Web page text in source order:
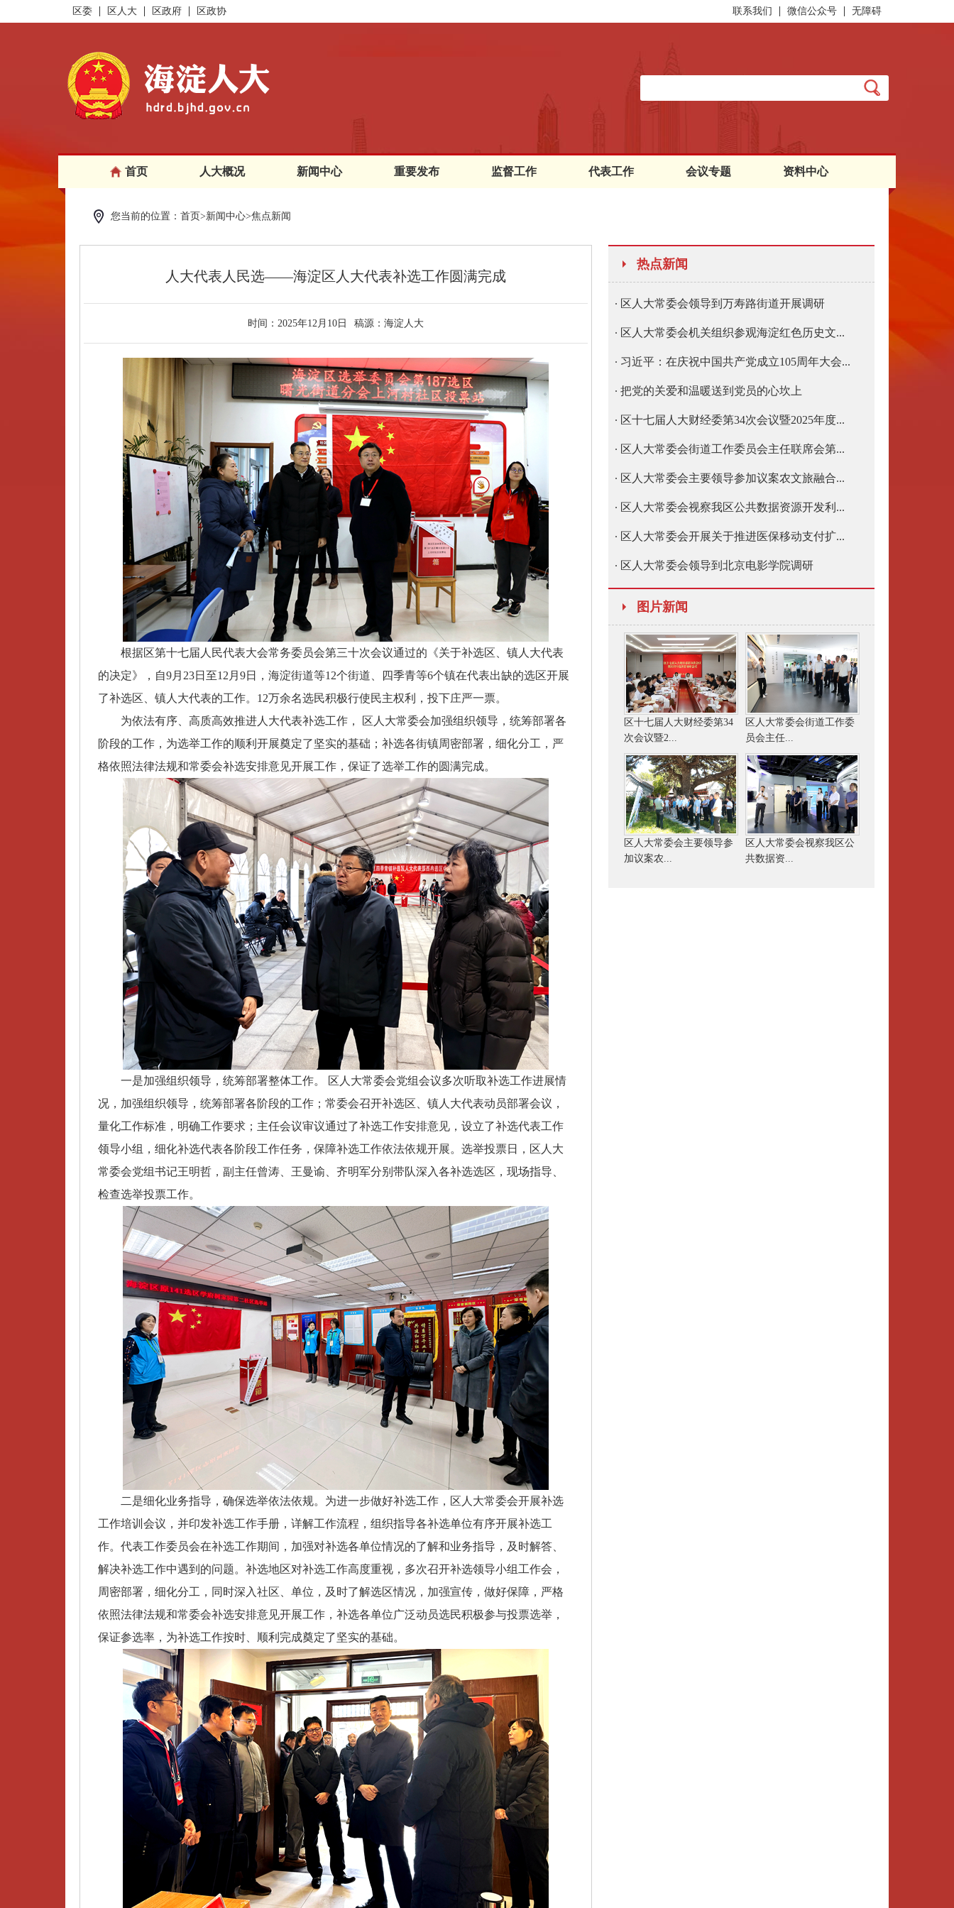
区委 区人大 区政府 区政协 联系我们 微信公众号 无障碍
首页 人大概况 新闻中心 重要发布 监督工作 代表工作 会议专题 资料中心
您当前的位置：首页>新闻中心>焦点新闻
人大代表人民选——海淀区人大代表补选工作圆满完成
时间： 2025年12月10日 稿源： 海淀人大
根据区第十七届人民代表大会常务委员会第三十次会议通过的《关于补选区、镇人大代表
的决定》，自9月23日至12月9日，海淀街道等12个街道、四季青等6个镇在代表出缺的选区开展
了补选区、镇人大代表的工作。12万余名选民积极行使民主权利，投下庄严一票。
为依法有序、高质高效推进人大代表补选工作， 区人大常委会加强组织领导，统筹部署各
阶段的工作，为选举工作的顺利开展奠定了坚实的基础；补选各街镇周密部署，细化分工，严
格依照法律法规和常委会补选安排意见开展工作，保证了选举工作的圆满完成。
一是加强组织领导，统筹部署整体工作。 区人大常委会党组会议多次听取补选工作进展情
况，加强组织领导，统筹部署各阶段的工作；常委会召开补选区、镇人大代表动员部署会议，
量化工作标准，明确工作要求；主任会议审议通过了补选工作安排意见，设立了补选代表工作
领导小组，细化补选代表各阶段工作任务，保障补选工作依法依规开展。选举投票日，区人大
常委会党组书记王明哲，副主任曾涛、王曼谕、齐明军分别带队深入各补选选区，现场指导、
检查选举投票工作。
二是细化业务指导，确保选举依法依规。为进一步做好补选工作，区人大常委会开展补选
工作培训会议，并印发补选工作手册，详解工作流程，组织指导各补选单位有序开展补选工
作。代表工作委员会在补选工作期间，加强对补选各单位情况的了解和业务指导，及时解答、
解决补选工作中遇到的问题。补选地区对补选工作高度重视，多次召开补选领导小组工作会，
周密部署，细化分工，同时深入社区、单位，及时了解选区情况，加强宣传，做好保障，严格
依照法律法规和常委会补选安排意见开展工作，补选各单位广泛动员选民积极参与投票选举，
保证参选率，为补选工作按时、顺利完成奠定了坚实的基础。
热点新闻
区人大常委会领导到万寿路街道开展调研
区人大常委会机关组织参观海淀红色历史文...
习近平：在庆祝中国共产党成立105周年大会...
把党的关爱和温暖送到党员的心坎上
区十七届人大财经委第34次会议暨2025年度...
区人大常委会街道工作委员会主任联席会第...
区人大常委会主要领导参加议案农文旅融合...
区人大常委会视察我区公共数据资源开发利...
区人大常委会开展关于推进医保移动支付扩...
区人大常委会领导到北京电影学院调研
图片新闻
区十七届人大财经委第34
次会议暨2...
区人大常委会街道工作委
员会主任...
区人大常委会主要领导参
加议案农...
区人大常委会视察我区公
共数据资...